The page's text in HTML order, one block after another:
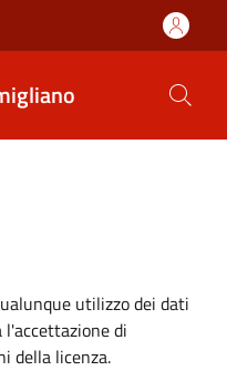
utilizzo dei dati
di
della licenza.